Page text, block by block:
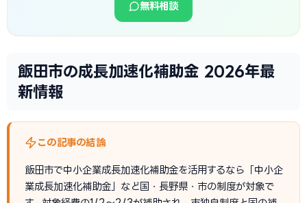
無料相談
飯田市の成長加速化補助金 2026年最
新情報
この記事の結論
飯田市で中小企業成長加速化補助金を活用するなら「中小企
業成長加速化補助金」など国・長野県・市の制度が対象で